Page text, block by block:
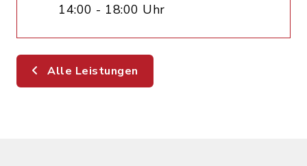
14:00 - 18:00 Uhr
Alle Leistungen